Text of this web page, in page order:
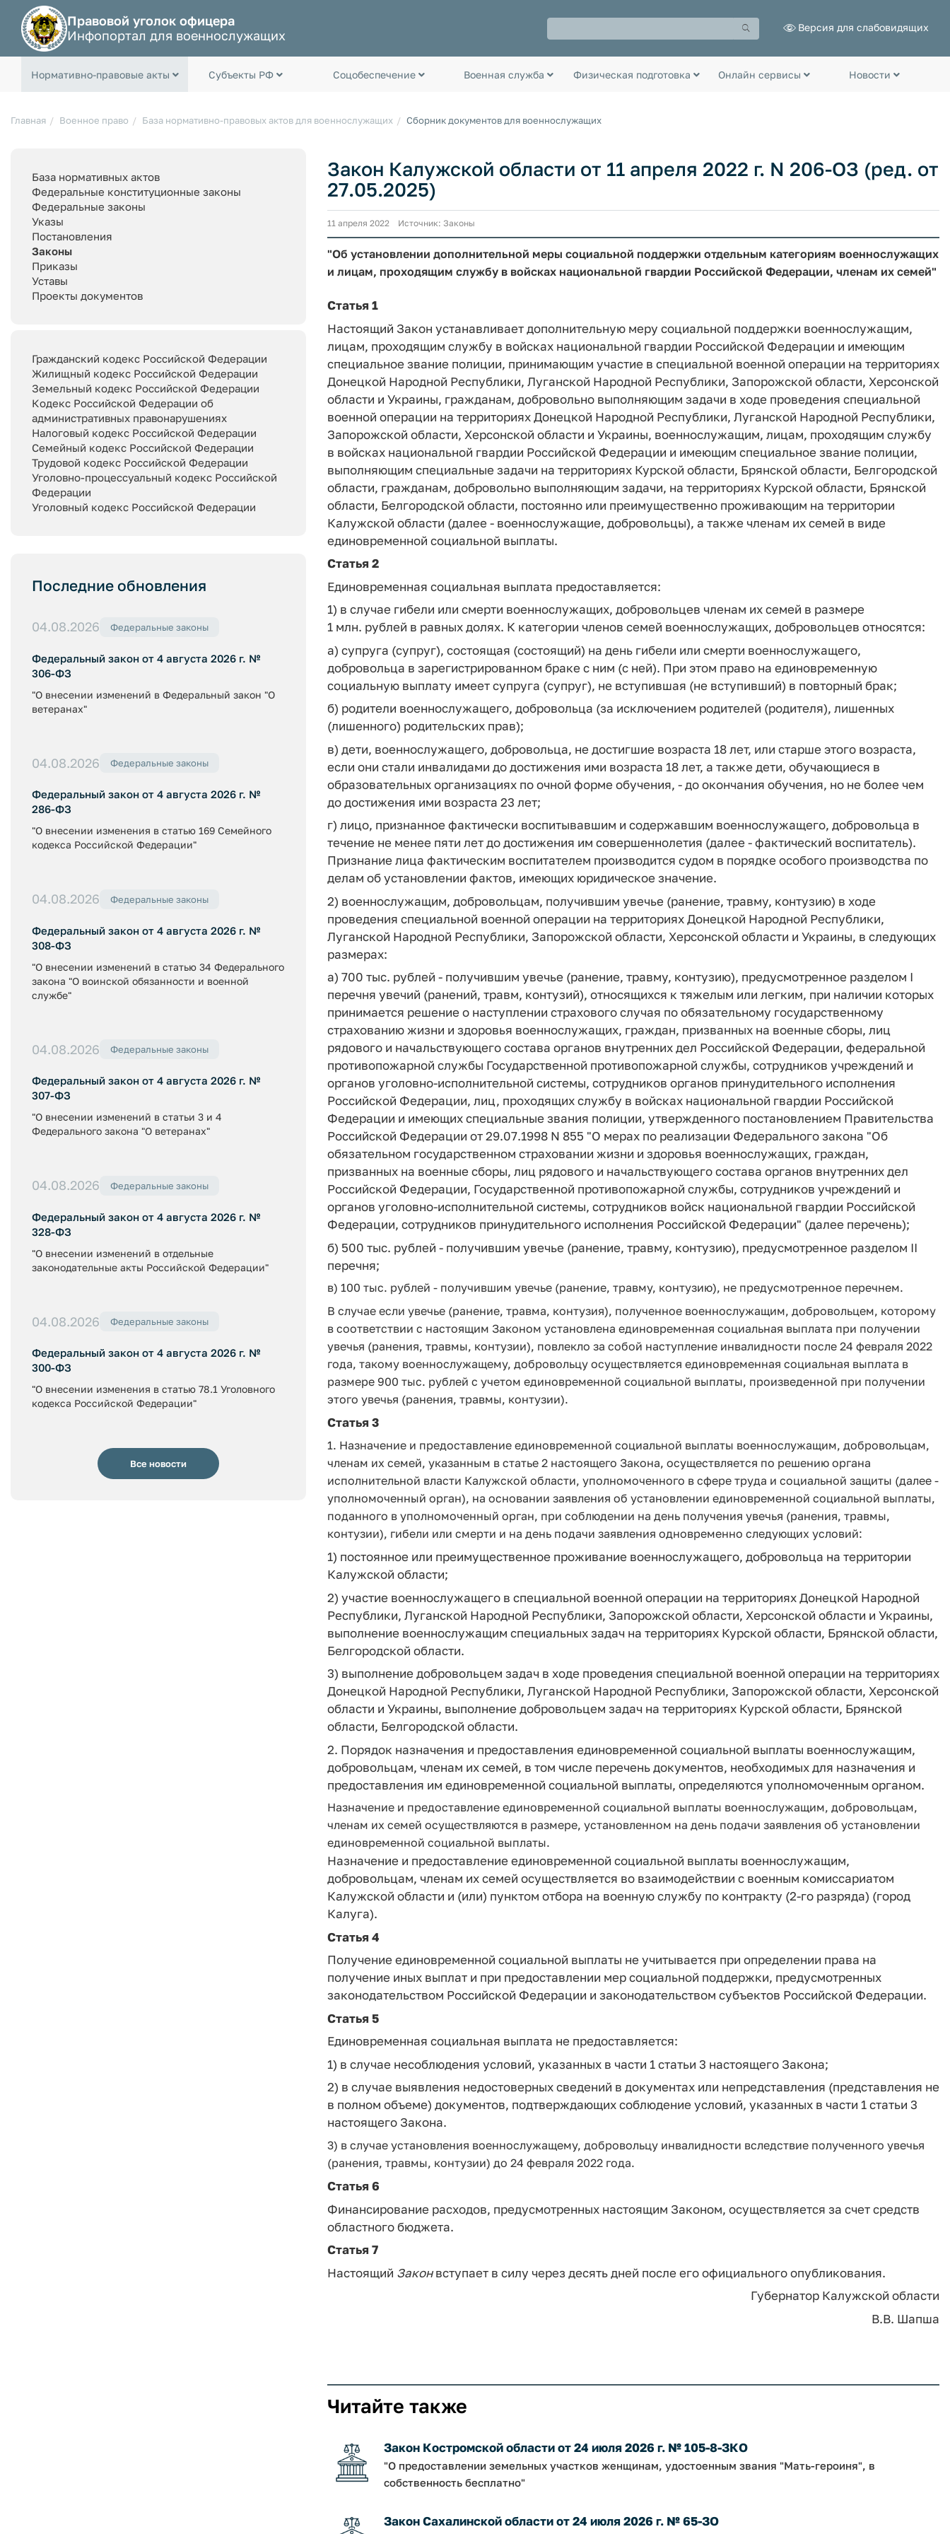
Правовой уголок офицера
Инфопортал для военнослужащих
Версия для слабовидящих
Нормативно-правовые акты Субъекты РФ Соцобеспечение Военная служба Физическая подготовка Онлайн сервисы Новости
Главная Военное право База нормативно-правовых актов для военнослужащих Сборник документов для военнослужащих
База нормативных актов
Федеральные конституционные законы
Федеральные законы
Указы
Постановления
Законы
Приказы
Уставы
Проекты документов
Гражданский кодекс Российской Федерации
Жилищный кодекс Российской Федерации
Земельный кодекс Российской Федерации
Кодекс Российской Федерации об
административных правонарушениях
Налоговый кодекс Российской Федерации
Семейный кодекс Российской Федерации
Трудовой кодекс Российской Федерации
Уголовно-процессуальный кодекс Российской
Федерации
Уголовный кодекс Российской Федерации
Последние обновления
04.08.2026 Федеральные законы
Федеральный закон от 4 августа 2026 г. №
306-ФЗ
"О внесении изменений в Федеральный закон "О
ветеранах"
04.08.2026 Федеральные законы
Федеральный закон от 4 августа 2026 г. №
286-ФЗ
"О внесении изменения в статью 169 Семейного
кодекса Российской Федерации"
04.08.2026 Федеральные законы
Федеральный закон от 4 августа 2026 г. №
308-ФЗ
"О внесении изменений в статью 34 Федерального
закона "О воинской обязанности и военной
службе"
04.08.2026 Федеральные законы
Федеральный закон от 4 августа 2026 г. №
307-ФЗ
"О внесении изменений в статьи 3 и 4
Федерального закона "О ветеранах"
04.08.2026 Федеральные законы
Федеральный закон от 4 августа 2026 г. №
328-ФЗ
"О внесении изменений в отдельные
законодательные акты Российской Федерации"
04.08.2026 Федеральные законы
Федеральный закон от 4 августа 2026 г. №
300-ФЗ
"О внесении изменения в статью 78.1 Уголовного
кодекса Российской Федерации"
Все новости
Закон Калужской области от 11 апреля 2022 г. N 206-ОЗ (ред. от
27.05.2025)
11 апреля 2022 Источник: Законы
"Об установлении дополнительной меры социальной поддержки отдельным категориям военнослужащих
и лицам, проходящим службу в войсках национальной гвардии Российской Федерации, членам их семей"
Статья 1
Настоящий Закон устанавливает дополнительную меру социальной поддержки военнослужащим,
лицам, проходящим службу в войсках национальной гвардии Российской Федерации и имеющим
специальное звание полиции, принимающим участие в специальной военной операции на территориях
Донецкой Народной Республики, Луганской Народной Республики, Запорожской области, Херсонской
области и Украины, гражданам, добровольно выполняющим задачи в ходе проведения специальной
военной операции на территориях Донецкой Народной Республики, Луганской Народной Республики,
Запорожской области, Херсонской области и Украины, военнослужащим, лицам, проходящим службу
в войсках национальной гвардии Российской Федерации и имеющим специальное звание полиции,
выполняющим специальные задачи на территориях Курской области, Брянской области, Белгородской
области, гражданам, добровольно выполняющим задачи, на территориях Курской области, Брянской
области, Белгородской области, постоянно или преимущественно проживающим на территории
Калужской области (далее - военнослужащие, добровольцы), а также членам их семей в виде
единовременной социальной выплаты.
Статья 2
Единовременная социальная выплата предоставляется:
1) в случае гибели или смерти военнослужащих, добровольцев членам их семей в размере
1 млн. рублей в равных долях. К категории членов семей военнослужащих, добровольцев относятся:
а) супруга (супруг), состоящая (состоящий) на день гибели или смерти военнослужащего,
добровольца в зарегистрированном браке с ним (с ней). При этом право на единовременную
социальную выплату имеет супруга (супруг), не вступившая (не вступивший) в повторный брак;
б) родители военнослужащего, добровольца (за исключением родителей (родителя), лишенных
(лишенного) родительских прав);
в) дети, военнослужащего, добровольца, не достигшие возраста 18 лет, или старше этого возраста,
если они стали инвалидами до достижения ими возраста 18 лет, а также дети, обучающиеся в
образовательных организациях по очной форме обучения, - до окончания обучения, но не более чем
до достижения ими возраста 23 лет;
г) лицо, признанное фактически воспитывавшим и содержавшим военнослужащего, добровольца в
течение не менее пяти лет до достижения им совершеннолетия (далее - фактический воспитатель).
Признание лица фактическим воспитателем производится судом в порядке особого производства по
делам об установлении фактов, имеющих юридическое значение.
2) военнослужащим, добровольцам, получившим увечье (ранение, травму, контузию) в ходе
проведения специальной военной операции на территориях Донецкой Народной Республики,
Луганской Народной Республики, Запорожской области, Херсонской области и Украины, в следующих
размерах:
а) 700 тыс. рублей - получившим увечье (ранение, травму, контузию), предусмотренное разделом I
перечня увечий (ранений, травм, контузий), относящихся к тяжелым или легким, при наличии которых
принимается решение о наступлении страхового случая по обязательному государственному
страхованию жизни и здоровья военнослужащих, граждан, призванных на военные сборы, лиц
рядового и начальствующего состава органов внутренних дел Российской Федерации, федеральной
противопожарной службы Государственной противопожарной службы, сотрудников учреждений и
органов уголовно-исполнительной системы, сотрудников органов принудительного исполнения
Российской Федерации, лиц, проходящих службу в войсках национальной гвардии Российской
Федерации и имеющих специальные звания полиции, утвержденного постановлением Правительства
Российской Федерации от 29.07.1998 N 855 "О мерах по реализации Федерального закона "Об
обязательном государственном страховании жизни и здоровья военнослужащих, граждан,
призванных на военные сборы, лиц рядового и начальствующего состава органов внутренних дел
Российской Федерации, Государственной противопожарной службы, сотрудников учреждений и
органов уголовно-исполнительной системы, сотрудников войск национальной гвардии Российской
Федерации, сотрудников принудительного исполнения Российской Федерации" (далее перечень);
б) 500 тыс. рублей - получившим увечье (ранение, травму, контузию), предусмотренное разделом II
перечня;
в) 100 тыс. рублей - получившим увечье (ранение, травму, контузию), не предусмотренное перечнем.
В случае если увечье (ранение, травма, контузия), полученное военнослужащим, добровольцем, которому
в соответствии с настоящим Законом установлена единовременная социальная выплата при получении
увечья (ранения, травмы, контузии), повлекло за собой наступление инвалидности после 24 февраля 2022
года, такому военнослужащему, добровольцу осуществляется единовременная социальная выплата в
размере 900 тыс. рублей с учетом единовременной социальной выплаты, произведенной при получении
этого увечья (ранения, травмы, контузии).
Статья 3
1. Назначение и предоставление единовременной социальной выплаты военнослужащим, добровольцам,
членам их семей, указанным в статье 2 настоящего Закона, осуществляется по решению органа
исполнительной власти Калужской области, уполномоченного в сфере труда и социальной защиты (далее -
уполномоченный орган), на основании заявления об установлении единовременной социальной выплаты,
поданного в уполномоченный орган, при соблюдении на день получения увечья (ранения, травмы,
контузии), гибели или смерти и на день подачи заявления одновременно следующих условий:
1) постоянное или преимущественное проживание военнослужащего, добровольца на территории
Калужской области;
2) участие военнослужащего в специальной военной операции на территориях Донецкой Народной
Республики, Луганской Народной Республики, Запорожской области, Херсонской области и Украины,
выполнение военнослужащим специальных задач на территориях Курской области, Брянской области,
Белгородской области.
3) выполнение добровольцем задач в ходе проведения специальной военной операции на территориях
Донецкой Народной Республики, Луганской Народной Республики, Запорожской области, Херсонской
области и Украины, выполнение добровольцем задач на территориях Курской области, Брянской
области, Белгородской области.
2. Порядок назначения и предоставления единовременной социальной выплаты военнослужащим,
добровольцам, членам их семей, в том числе перечень документов, необходимых для назначения и
предоставления им единовременной социальной выплаты, определяются уполномоченным органом.
Назначение и предоставление единовременной социальной выплаты военнослужащим, добровольцам,
членам их семей осуществляются в размере, установленном на день подачи заявления об установлении
единовременной социальной выплаты.
Назначение и предоставление единовременной социальной выплаты военнослужащим,
добровольцам, членам их семей осуществляется во взаимодействии с военным комиссариатом
Калужской области и (или) пунктом отбора на военную службу по контракту (2-го разряда) (город
Калуга).
Статья 4
Получение единовременной социальной выплаты не учитывается при определении права на
получение иных выплат и при предоставлении мер социальной поддержки, предусмотренных
законодательством Российской Федерации и законодательством субъектов Российской Федерации.
Статья 5
Единовременная социальная выплата не предоставляется:
1) в случае несоблюдения условий, указанных в части 1 статьи 3 настоящего Закона;
2) в случае выявления недостоверных сведений в документах или непредставления (представления не
в полном объеме) документов, подтверждающих соблюдение условий, указанных в части 1 статьи 3
настоящего Закона.
3) в случае установления военнослужащему, добровольцу инвалидности вследствие полученного увечья
(ранения, травмы, контузии) до 24 февраля 2022 года.
Статья 6
Финансирование расходов, предусмотренных настоящим Законом, осуществляется за счет средств
областного бюджета.
Статья 7
Настоящий Законвступает в силу через десять дней после его официального опубликования.
Губернатор Калужской области
В.В. Шапша
Читайте также
Закон Костромской области от 24 июля 2026 г. № 105-8-ЗКО
"О предоставлении земельных участков женщинам, удостоенным звания "Мать-героиня", в
собственность бесплатно"
Закон Сахалинской области от 24 июля 2026 г. № 65-ЗО